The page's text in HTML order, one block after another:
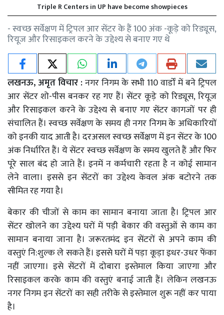
Triple R Centers in UP have become showpieces
- स्वच्छ सर्वेक्षण में ट्रिपल आर सेंटर के हैं 100 अंक -कूड़े को रिड्यूस,
रियूज और रिसाइकल करने के उद्देश्य से बनाए गए थे
लखनऊ, अमृत विचार :नगर निगम के सभी 110 वार्डों में बने ट्रिपल
आर सेंटर शो-पीस बनकर रह गए हैं। सेंटर कूड़े को रिड्यूस, रियूज
और रिसाइकल करने के उद्देश्य से बनाए गए सेंटर कागजों पर ही
संचालित हैं। स्वच्छ सर्वेक्षण के समय ही नगर निगम के अधिकारियों
को इनकी याद आती है। दरअसल स्वच्छ सर्वेक्षण में इन सेंटर के 100
अंक निर्धारित हैं। ये सेंटर स्वच्छ सर्वेक्षण के समय खुलते हैं और फिर
पूरे साल बंद हो जाते हैं। इनमें न कर्मचारी रहता है न कोई सामान
लेने वाला। इससे इन सेंटरों का उद्देश्य केवल अंक बटोरने तक
सीमित रह गया है।
बेकार की चीजों से काम का सामान बनाया जाता है। ट्रिपल आर
सेंटर खोलने का उद्देश्य घरों में पड़ी बेकार की वस्तुओं से काम का
सामान बनाया जाना है। जरूरतमंद इन सेंटरों से अपने काम की
वस्तुएं नि:शुल्क ले सकते हैं। इससे घरों में पड़ा कूड़ा इधर-उधर फेंका
नहीं जाएगा। इसे सेंटरों में दोबारा इस्तेमाल किया जाएगा और
रिसाइकल करके काम की वस्तुएं बनाई जाती हैं। लेकिन लखनऊ
नगर निगम इन सेंटरों का सही तरीके से इस्तेमाल शुरू नहीं कर पाया
है।